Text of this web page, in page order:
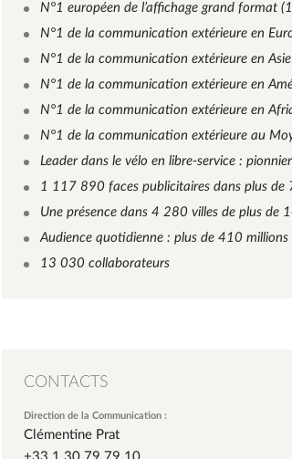
N°1 européen de l’affichage grand format
N°1 de la communication extérieure en
N°1 de la communication extérieure en
N°1 de la communication extérieure en
N°1 de la communication extérieure en
N°1 de la communication extérieure au
Leader dans le vélo en libre-service :
1 117 890 faces publicitaires dans plus de
Une présence dans 4 280 villes de plus de
Audience quotidienne : plus de 410 millions
13 030 collaborateurs
CONTACTS
Direction de la Communication :
Clémentine Prat